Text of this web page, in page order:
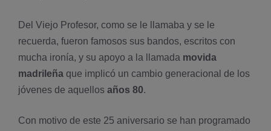
Del Viejo Profesor, como se le llamaba y se le
recuerda, fueron famosos sus bandos, escritos con
mucha ironí­a, y su apoyo a la llamada movida
madrileña que implicó un cambio generacional de los
jóvenes de aquellos años 80.
Con motivo de este 25 aniversario se han programado